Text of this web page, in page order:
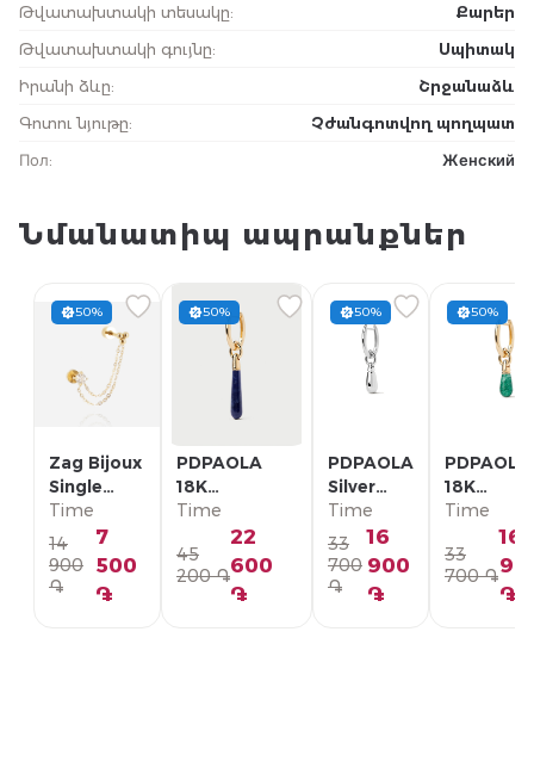
Թվատախտակի տեսակը:
Քարեր
Թվատախտակի գույնը:
Սպիտակ
Իրանի ձևը:
Շրջանաձև
Գոտու նյութը:
Չժանգոտվող պողպատ
Пол: Женский
Նմանատիպ ապրանքներ
50%
Zag Bijoux
Single
Earring/
SLA22993-
01WHT
Time
14
900
֏
7
500
֏
50%
PDPAOLA
18K
Позолоченная
Серебряная
Моно-серьга/
PG01-336-U
Time
45
200 ֏
22
600
֏
50%
PDPAOLA
Silver
Single
Earring/
PG02-
092-U
Time
33
700
֏
16
900
֏
50%
PDPAOLA
18K
Моно-
PG01-
Time
33
700 ֏
16
֏